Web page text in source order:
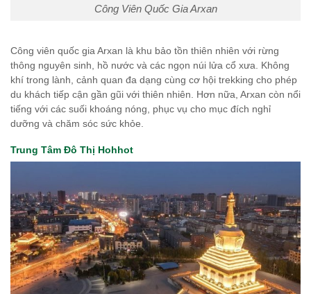
Công Viên Quốc Gia Arxan
Công viên quốc gia Arxan là khu bảo tồn thiên nhiên với rừng
thông nguyên sinh, hồ nước và các ngọn núi lửa cổ xưa. Không
khí trong lành, cảnh quan đa dạng cùng cơ hội trekking cho phép
du khách tiếp cận gần gũi với thiên nhiên. Hơn nữa, Arxan còn nổi
tiếng với các suối khoáng nóng, phục vụ cho mục đích nghỉ
dưỡng và chăm sóc sức khỏe.
Trung Tâm Đô Thị Hohhot